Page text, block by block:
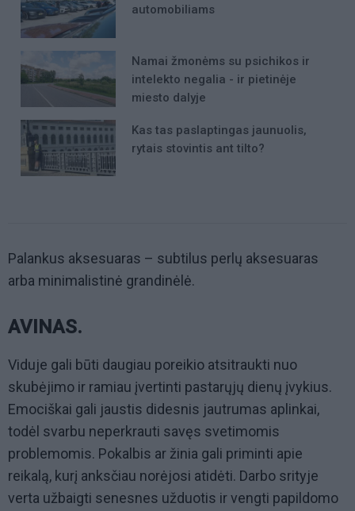
automobiliams
Namai žmonėms su psichikos ir
intelekto negalia - ir pietinėje
miesto dalyje
Kas tas paslaptingas jaunuolis,
rytais stovintis ant tilto?
Palankus aksesuaras – subtilus perlų aksesuaras
arba minimalistinė grandinėlė.
AVINAS.
Viduje gali būti daugiau poreikio atsitraukti nuo
skubėjimo ir ramiau įvertinti pastarųjų dienų įvykius.
Emociškai gali jaustis didesnis jautrumas aplinkai,
todėl svarbu neperkrauti savęs svetimomis
problemomis. Pokalbis ar žinia gali priminti apie
reikalą, kurį anksčiau norėjosi atidėti. Darbo srityje
verta užbaigti senesnes užduotis ir vengti papildomo